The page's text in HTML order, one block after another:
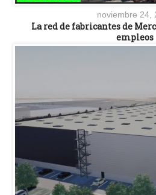
noviembre 24,
La red de fabricantes de
empleos